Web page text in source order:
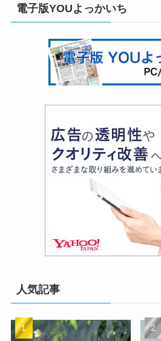
電子版YOUよっかいち
人気記事